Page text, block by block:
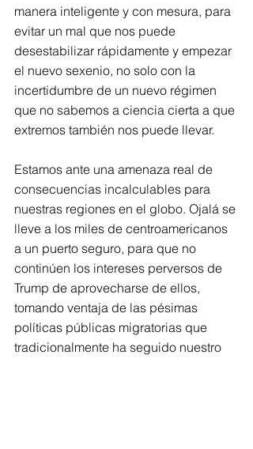
manera inteligente y con mesura, para
evitar un mal que nos puede
desestabilizar rápidamente y empezar
el nuevo sexenio, no solo con la
incertidumbre de un nuevo régimen
que no sabemos a ciencia cierta a que
extremos también nos puede llevar.
Estamos ante una amenaza real de
consecuencias incalculables para
nuestras regiones en el globo. Ojalá se
lleve a los miles de centroamericanos
a un puerto seguro, para que no
continúen los intereses perversos de
Trump de aprovecharse de ellos,
tomando ventaja de las pésimas
políticas públicas migratorias que
tradicionalmente ha seguido nuestro